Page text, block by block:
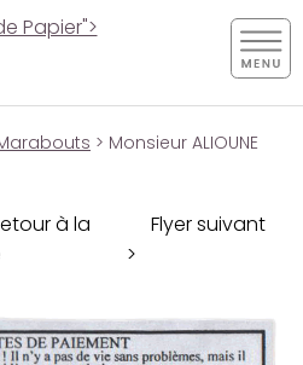
Papier">
> Monsieur ALIOUNE
à la
Flyer suivant
>